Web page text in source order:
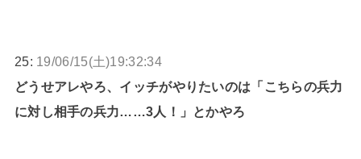
25: 19/06/15(土)19:32:34
どうせアレやろ、イッチがやりたいのは「こちらの兵力
に対し相手の兵力……3人！」とかやろ